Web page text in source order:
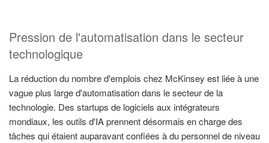
Pression de l'automatisation dans le secteur
technologique
La réduction du nombre d'emplois chez McKinsey est liée à une
vague plus large d'automatisation dans le secteur de la
technologie. Des startups de logiciels aux intégrateurs
mondiaux, les outils d'IA prennent désormais en charge des
tâches qui étaient auparavant confiées à du personnel de niveau